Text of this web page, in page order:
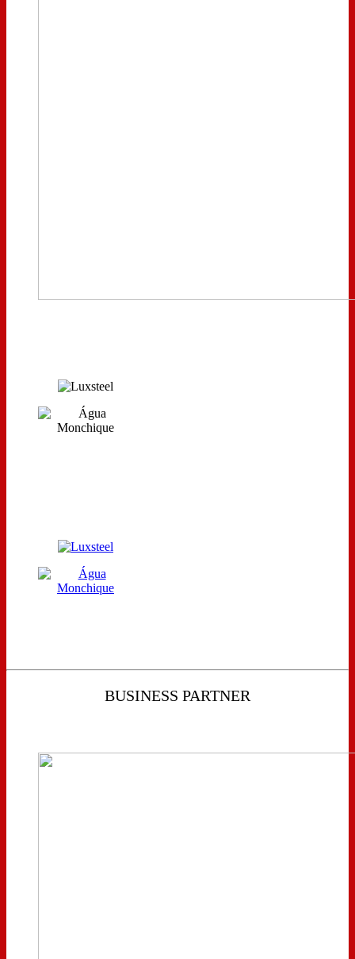
BUSINESS PARTNER